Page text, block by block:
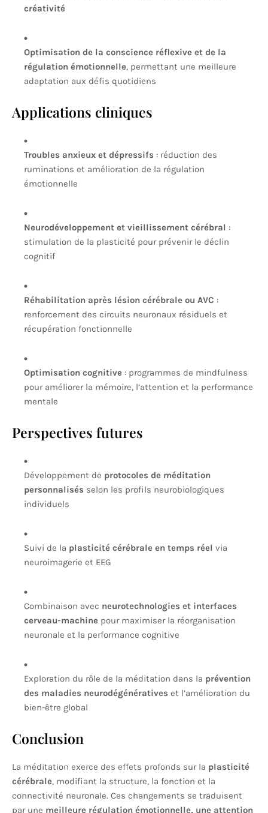
créativité
Optimisation de la conscience réflexive et de la
régulation émotionnelle, permettant une meilleure
adaptation aux défis quotidiens
Applications cliniques
Troubles anxieux et dépressifs : réduction des
ruminations et amélioration de la régulation
émotionnelle
Neurodéveloppement et vieillissement cérébral :
stimulation de la plasticité pour prévenir le déclin
cognitif
Réhabilitation après lésion cérébrale ou AVC :
renforcement des circuits neuronaux résiduels et
récupération fonctionnelle
Optimisation cognitive : programmes de mindfulness
pour améliorer la mémoire, l’attention et la performance
mentale
Perspectives futures
Développement de protocoles de méditation
personnalisés selon les profils neurobiologiques
individuels
Suivi de la plasticité cérébrale en temps réel via
neuroimagerie et EEG
Combinaison avec neurotechnologies et interfaces
cerveau-machine pour maximiser la réorganisation
neuronale et la performance cognitive
Exploration du rôle de la méditation dans la prévention
des maladies neurodégénératives et l’amélioration du
bien-être global
Conclusion
La méditation exerce des effets profonds sur la plasticité
cérébrale, modifiant la structure, la fonction et la
connectivité neuronale. Ces changements se traduisent
par une meilleure régulation émotionnelle, une attention